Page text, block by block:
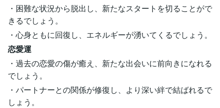
・困難な状況から脱出し、新たなスタートを切ることがで
きるでしょう。
・心身ともに回復し、エネルギーが湧いてくるでしょう。
恋愛運
・過去の恋愛の傷が癒え、新たな出会いに前向きになれる
でしょう。
・パートナーとの関係が修復し、より深い絆で結ばれるで
しょう。